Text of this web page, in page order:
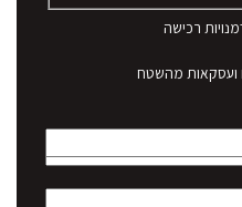
רכישה
ועסקאות מהשטח